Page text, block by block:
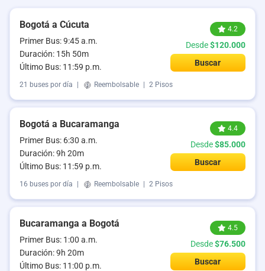
Bogotá a Cúcuta
Primer Bus: 9:45 a.m.
Duración: 15h 50m
Último Bus: 11:59 p.m.
4.2
Desde$120.000
Buscar
21 buses por día Reembolsable 2 Pisos
Bogotá a Bucaramanga
Primer Bus: 6:30 a.m.
Duración: 9h 20m
Último Bus: 11:59 p.m.
4.4
Desde$85.000
Buscar
16 buses por día Reembolsable 2 Pisos
Bucaramanga a Bogotá
Primer Bus: 1:00 a.m.
Duración: 9h 20m
Último Bus: 11:00 p.m.
4.5
Desde$76.500
Buscar